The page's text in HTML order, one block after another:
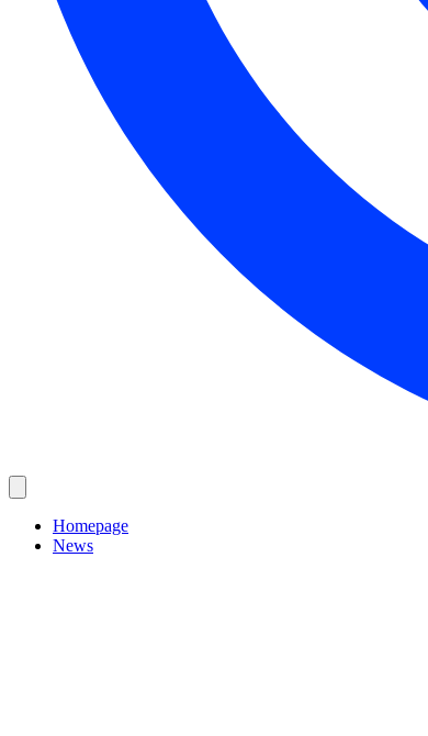
Homepage
News